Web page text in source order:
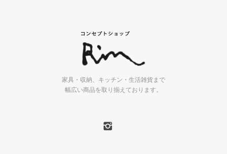
家具・収納、キッチン・生活雑貨まで
幅広い商品を取り揃えております。